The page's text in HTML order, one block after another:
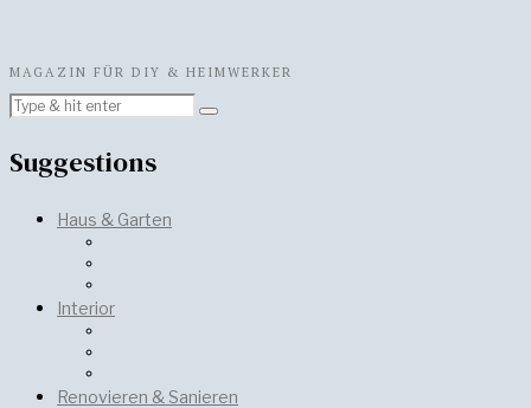
MAGAZIN FÜR DIY & HEIMWERKER
Suggestions
Haus & Garten
Interior
Renovieren & Sanieren